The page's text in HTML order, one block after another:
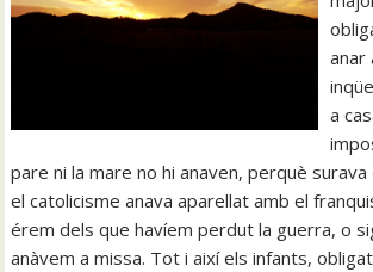
anar
a
pare ni la mare no hi anaven, perquè surava
el catolicisme anava aparellat amb el
érem dels que havíem perdut la guerra, o
anàvem a missa. Tot i així els infants,